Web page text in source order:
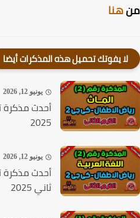
هنا
لا يفوتك تحميل هذه المذكرات أيضا
يونيو 12, 2026
2025
يونيو 12, 2026
ثاني 2025